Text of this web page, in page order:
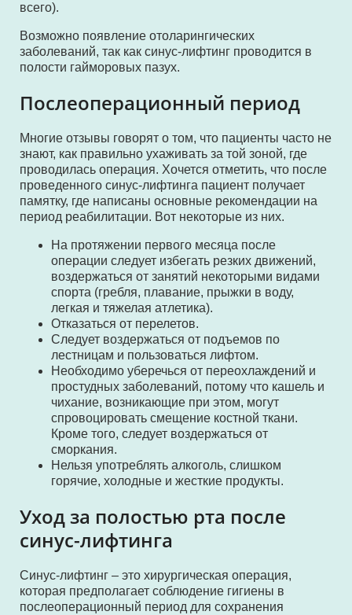
всего).
Возможно появление отоларингических
заболеваний, так как синус-лифтинг проводится в
полости гайморовых пазух.
Послеоперационный период
Многие отзывы говорят о том, что пациенты часто не
знают, как правильно ухаживать за той зоной, где
проводилась операция. Хочется отметить, что после
проведенного синус-лифтинга пациент получает
памятку, где написаны основные рекомендации на
период реабилитации. Вот некоторые из них.
На протяжении первого месяца после
операции следует избегать резких движений,
воздержаться от занятий некоторыми видами
спорта (гребля, плавание, прыжки в воду,
легкая и тяжелая атлетика).
Отказаться от перелетов.
Следует воздержаться от подъемов по
лестницам и пользоваться лифтом.
Необходимо уберечься от переохлаждений и
простудных заболеваний, потому что кашель и
чихание, возникающие при этом, могут
спровоцировать смещение костной ткани.
Кроме того, следует воздержаться от
сморкания.
Нельзя употреблять алкоголь, слишком
горячие, холодные и жесткие продукты.
Уход за полостью рта после
синус-лифтинга
Синус-лифтинг – это хирургическая операция,
которая предполагает соблюдение гигиены в
послеоперационный период для сохранения